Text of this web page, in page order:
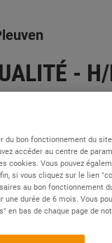
-
du bon fonctionnement du
accéder au centre de
cookies. Vous pouvez
si vous cliquez sur le lien
au bon fonctionnement
durée de 6 mois. Vous
en bas de chaque page de